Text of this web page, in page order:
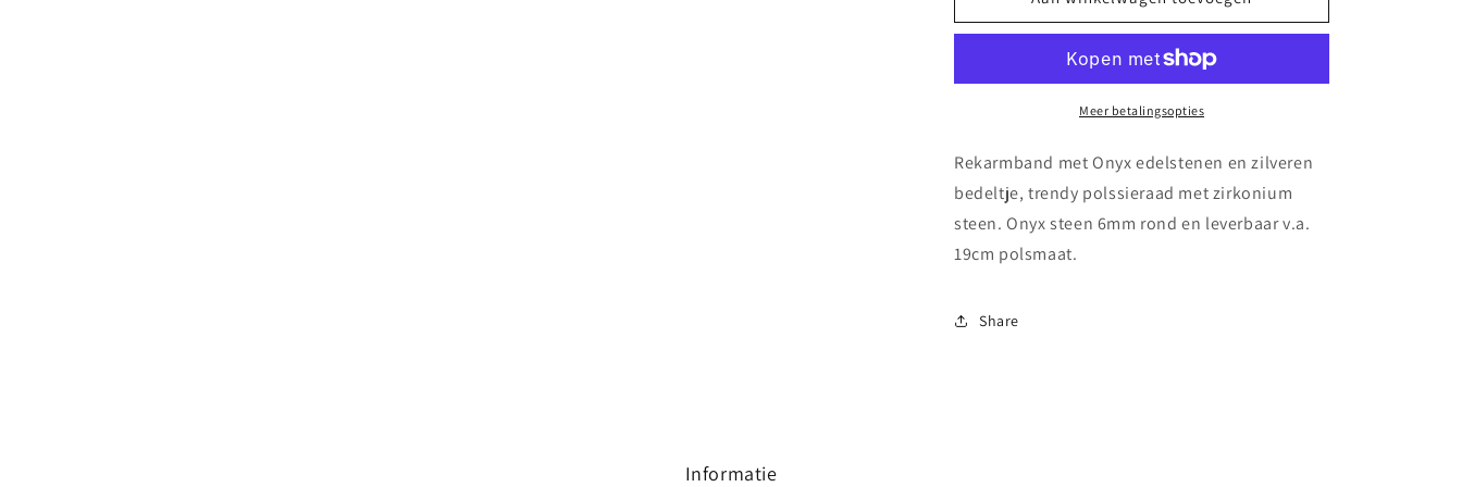
met
edelstenen
en
met
edelstenen
en
zilveren
Meer betalingsopties
Rekarmband met Onyx edelstenen en zilveren
bedeltje, trendy polssieraad met zirkonium
steen. Onyx steen 6mm rond en leverbaar v.a.
19cm polsmaat.
Share
Informatie